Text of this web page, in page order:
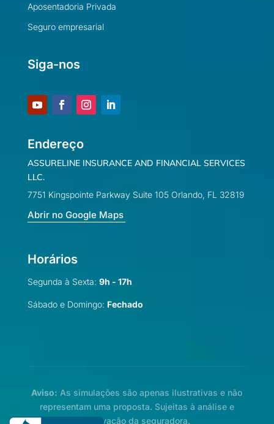
Aposentadoria Privada
Seguro empresarial
Siga-nos
Endereço
ASSURELINE INSURANCE AND FINANCIAL SERVICES
LLC.
7751 Kingspointe Parkway Suite 105 Orlando, FL 32819
Abrir no Google Maps
Horários
Segunda à Sexta: 9h - 17h
Sábado e Domingo: Fechado
Aviso: As simulações são apenas ilustrativas e não
representam uma proposta. Sujeitas à análise e
aprovação da seguradora.